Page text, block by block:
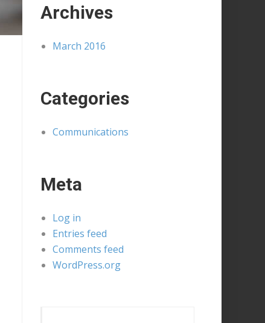
Archives
March 2016
Categories
Communications
Meta
Log in
Entries feed
Comments feed
WordPress.org